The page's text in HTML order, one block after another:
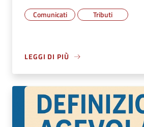
Comunicati Tributi
LEGGI DI PIÙ